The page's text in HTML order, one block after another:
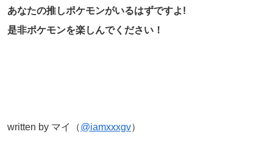
あなたの推しポケモンがいるはずですよ!
是非ポケモンを楽しんでください！
written by マイ（@iamxxxgv）